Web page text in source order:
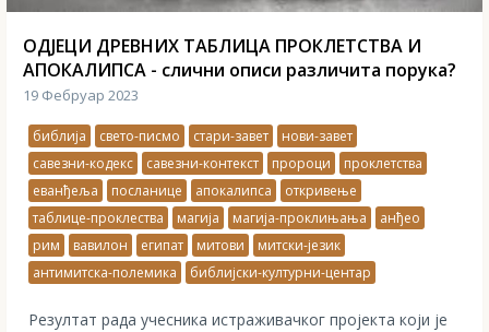
ОДЈЕЦИ ДРЕВНИХ ТАБЛИЦА ПРОКЛЕТСТВА И
АПОКАЛИПСА - слични описи различита порука?
19 Фебруар 2023
библија свето-писмо стари-завет
нови-завет
савезни-кодекс
савезни-контекст пророци
проклетства
еванђеља
посланице апокалипса
откривење
таблице-проклества
магија магија-проклињања
анђео
рим
вавилон египат митови
митски-језик
антимитска-полемика
библијски-културни-центар
Резултат рада учесника истраживачког пројекта који је